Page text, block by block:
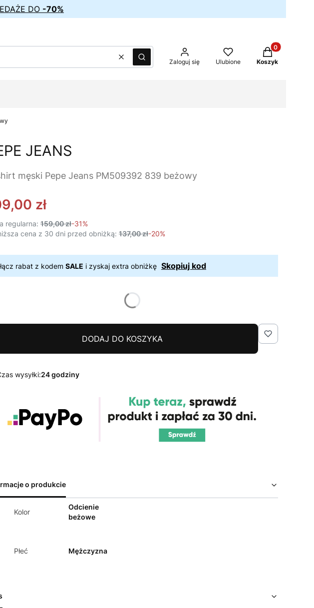
DO -70%
WyczyśćSzukaj Zaloguj się Ulubione
Produkty w
Koszyk
JEANS
męski Pepe Jeans PM509392 839 beżowy
zł
regularna: 159,00 zł-31%
cena z 30 dni przed obniżką: 137,00 zł-20%
rabat z kodem SALE i zyskaj extra obniżkę Skopiuj kod
DODAJ DO KOSZYKA
wysyłki:24 godziny
o produkcie
Kolor
Odcienie
beżowe
Płeć Mężczyzna